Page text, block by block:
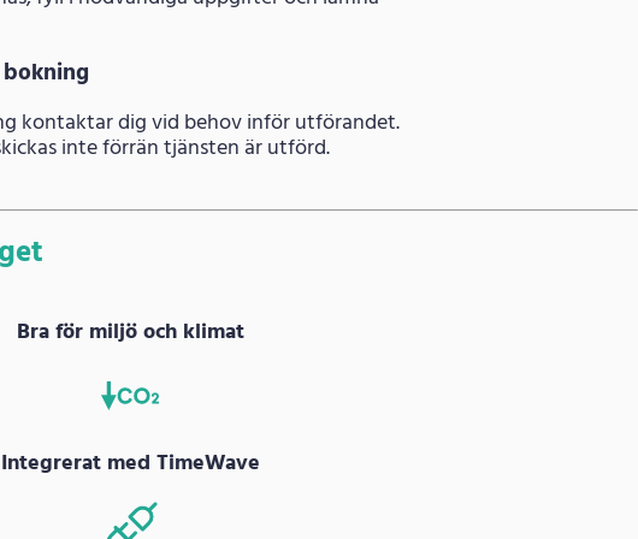
kontaktar dig vid behov inför utförandet.
inte förrän tjänsten är utförd.
Bra för miljö och klimat
Integrerat med TimeWave